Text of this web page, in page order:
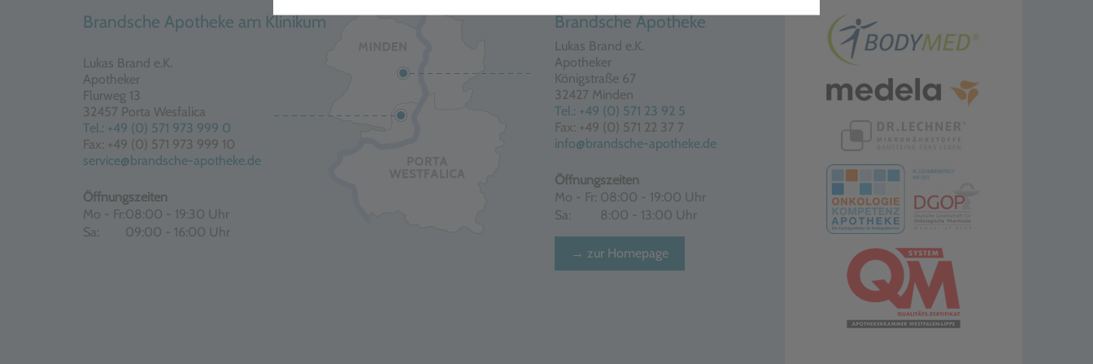
Brandsche Apotheke am Klinikum
Lukas Brand e.K.
Apotheker
Flurweg 13
32457 Porta Wesfalica
Tel.: +49 (0) 571 973 999 0
Fax: +49 (0) 571 973 999 10
service@brandsche-apotheke.de
Öffnungszeiten
Mo - Fr:08:00 - 19:30 Uhr
Sa:
09:00 - 16:00 Uhr
Brandsche Apotheke
Lukas Brand e.K.
Apotheker
Königstraße 67
32427 Minden
Tel.: +49 (0) 571 23 92 5
Fax: +49 (0) 571 22 37 7
info@brandsche-apotheke.de
Öffnungszeiten
Mo - Fr: 08:00 - 19:00 Uhr
Sa:
8:00 - 13:00 Uhr
→ zur Homepage